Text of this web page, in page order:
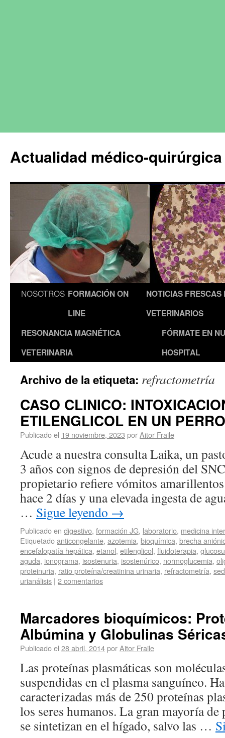
Actualidad médico-
NOSOTROS FORMACIÓN ON
LINE
NOTICIAS FRESCAS
VETERINARIOS
RESONANCIA MAGNÉTICA
VETERINARIA
FÓRMATE EN
HOSPITAL
Archivo de la etiqueta: refractometría
CASO CLINICO:
ETILENGLICOL EN UN PERRO
Publicado el 19 noviembre, 2023 porAitor Fraile
Acude a nuestra consulta Laika, un
3 años con signos de depresión del
propietario refiere vómitos amarillentos
hace 2 días y una elevada ingesta de
… Sigue leyendo →
Publicado en digestivo, formación JG, laboratorio, medicina
Etiquetadoanticongelante, azotemia, bioquímica, brecha
encefalopatía hepática, etanol, etilenglicol, fluidoterapia,
aguda, ionograma, isostenuria, isostenúrico, normoglucemia,
proteinuria, ratio proteína/creatinina urinaria, refractometría,
urianálisis | 2 comentarios
Marcadores bioquímicos:
Albúmina y Globulinas
Publicado el 28 abril, 2014porAitor Fraile
Las proteínas plasmáticas son
suspendidas en el plasma sanguíneo.
caracterizadas más de 250 proteínas
los seres humanos. La gran mayoría de
se sintetizan en el hígado, salvo las …